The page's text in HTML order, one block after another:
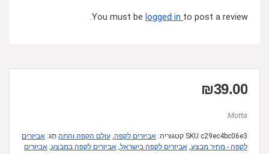
You must be logged in to post a review.
₪39.00
Motta
SKU c29ec4bc06e3 קטגוריה: אביזרים לקפה, עולם הקפה והתה תָג: אביזרים
לקפה - מחיר מבצע, אביזרים לקפה בישראל, אביזרים לקפה במבצע, אביזרים